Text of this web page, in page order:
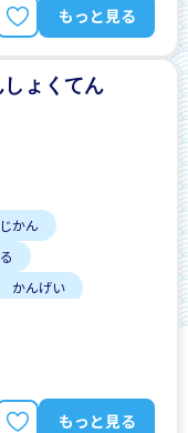
もっと見る
しょくてん
かん
かんげい
もっと見る